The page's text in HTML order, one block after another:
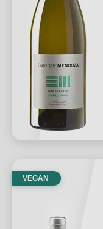
VEGAN